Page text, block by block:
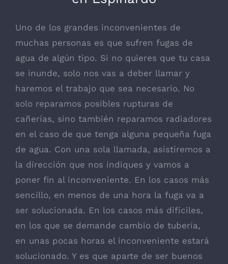
Uno de los grandes inconvenientes de
muchas personas es que sufren fugas de
agua de algún tipo. Si no quieres que tu casa
se inunde, solo nos vas a deber llamar y
haremos el trabajo que sea necesario. No
solo reparamos posibles rupturas de
cañerías, sino también reparamos radiadores
en el caso de que tenga alguna pequeña fuga
de agua. Con una sola llamada, asistiremos a
la dirección que nos indiques y vamos a
poner fin al inconveniente. En los casos más
sencillo, en menos de una hora la fuga va a
ser solucionada. En los casos más difíciles,
en los que se demande cambio de tubería,
en unas pocas horas el inconveniente estará
solucionado. Y es que aparte de ser buenos